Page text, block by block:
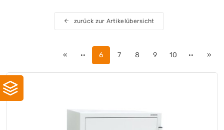
zurück zur Artikelübersicht
« ·· 6 7 8 9 10 ·· »